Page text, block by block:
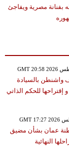
بفنانة مصرية ويفاجئ
واشنطن بالسيادة
إقتراحها للحكم الذاتي
عمان بشأن مضيق
النهائية